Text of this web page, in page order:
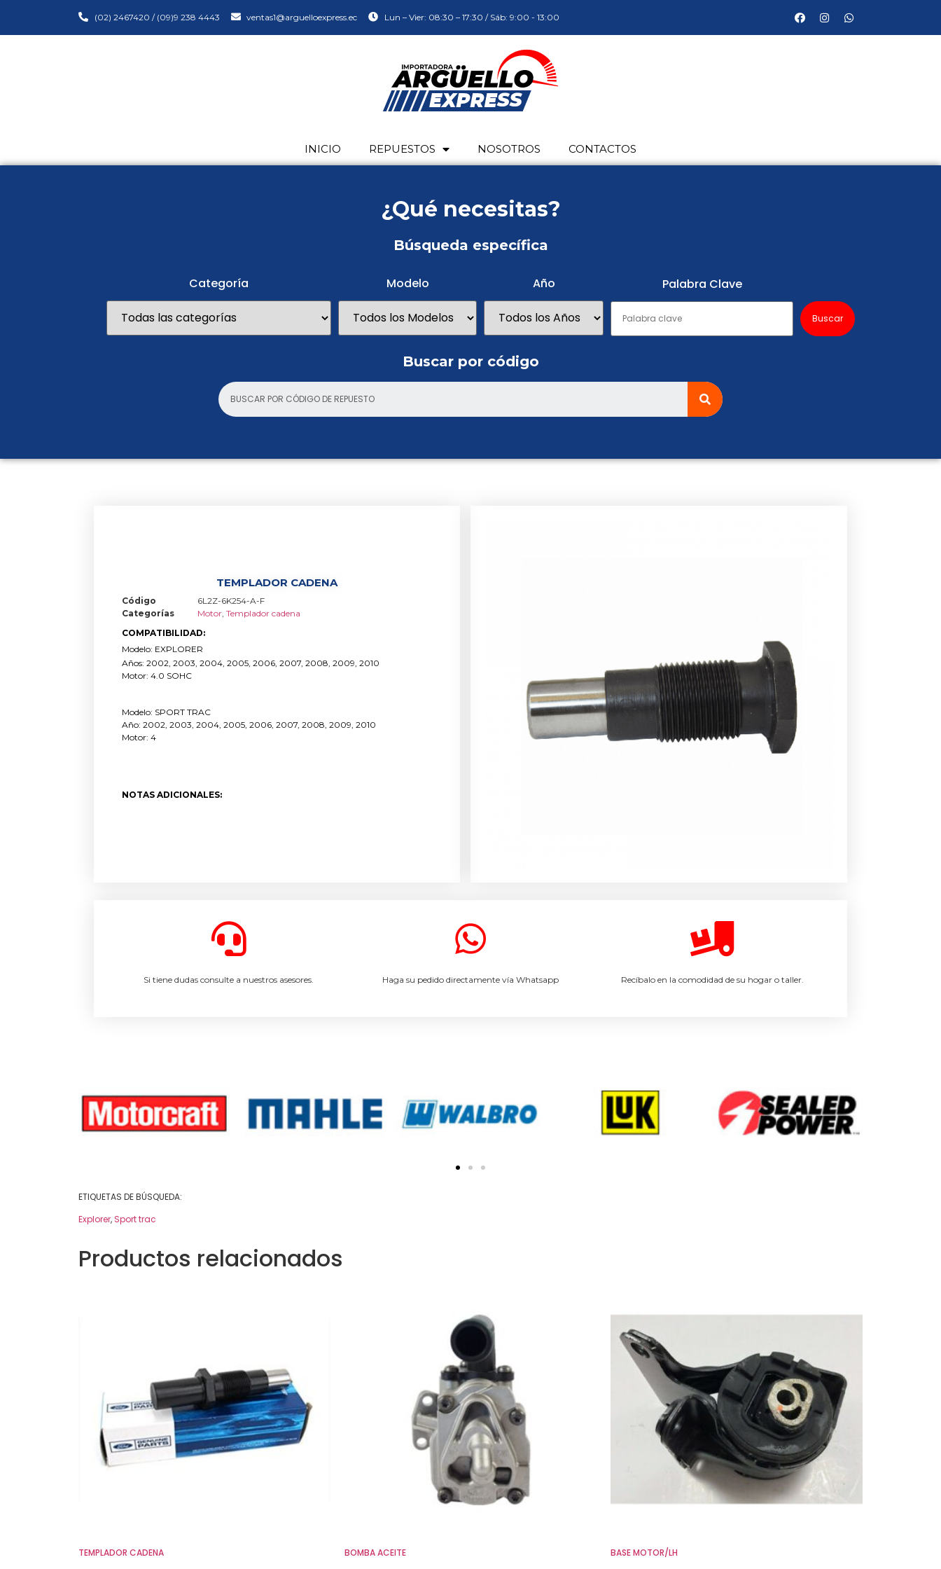
(02) 2467420 / (09)9 238 4443 ventas1@arguelloexpress.ec Lun – Vier: 08:30 – 17:30 / Sáb: 9:00 - 13:00
INICIO REPUESTOS NOSOTROS CONTACTOS
¿Qué necesitas?
Búsqueda específica
Categoría Modelo Año Palabra Clave
Buscar por código
TEMPLADOR CADENA
Código
6L2Z-6K254-A-F
Categorías
Motor,Templador cadena
COMPATIBILIDAD:
Modelo: EXPLORER
Años: 2002, 2003, 2004, 2005, 2006, 2007, 2008, 2009, 2010
Motor: 4.0 SOHC
Modelo: SPORT TRAC
Año: 2002, 2003, 2004, 2005, 2006, 2007, 2008, 2009, 2010
Motor: 4
NOTAS ADICIONALES:
Si tiene dudas consulte a nuestros asesores. Haga su pedido directamente vía Whatsapp Recíbalo en la comodidad de su hogar o taller.
ETIQUETAS DE BÚSQUEDA:
Explorer, Sport trac
Productos relacionados
TEMPLADOR CADENA BOMBA ACEITE BASE MOTOR/LH